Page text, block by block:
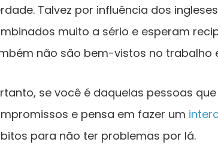
Talvez por influência dos
muito a sério e esperam
não são bem-vistos no trabalho
se você é daquelas pessoas
e pensa em fazer um
para não ter problemas por lá.